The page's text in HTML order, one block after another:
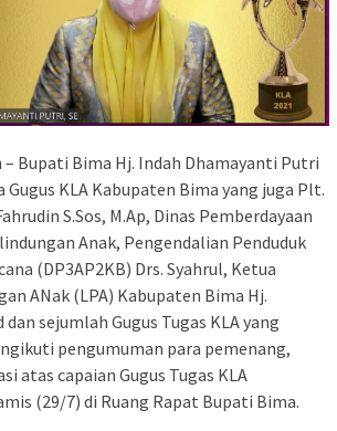
Bupati Bima Hj. Indah Dhamayanti Putri
Gugus KLA Kabupaten Bima yang juga Plt.
S.Sos, M.Ap, Dinas Pemberdayaan
Anak, Pengendalian Penduduk
(DP3AP2KB) Drs. Syahrul, Ketua
ANak (LPA) Kabupaten Bima Hj.
sejumlah Gugus Tugas KLA yang
pengumuman para pemenang,
atas capaian Gugus Tugas KLA
(29/7) di Ruang Rapat Bupati Bima.